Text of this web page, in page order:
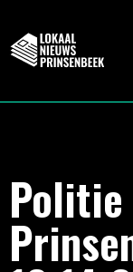
Politie